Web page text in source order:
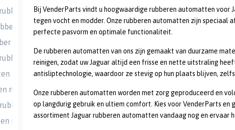
Bij VenderParts vindt u hoogwaardige rubberen automatten voor
tegen vocht en modder. Onze rubberen automatten zijn speciaal
perfecte pasvorm en optimale functionaliteit.
De rubberen automatten van ons zijn gemaakt van duurzame
reinigen, zodat uw Jaguar altijd een frisse en nette uitstraling
antisliptechnologie, waardoor ze stevig op hun plaats blijven,
Onze rubberen automatten worden met zorg geproduceerd en
op langdurig gebruik en ultiem comfort. Kies voor VenderParts
assortiment Jaguar rubberen automatten vandaag nog en ervaar
rubber
rubber
rubber